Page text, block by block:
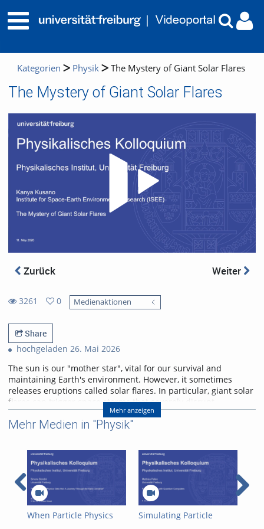
Kategorien Physik The Mystery of Giant Solar Flares
The Mystery of Giant Solar Flares
Zurück Weiter
3261
views
0
favorites
Medienaktionen
Share
hochgeladen 26. Mai 2026
The sun is our "mother star", vital for our survival and
maintaining Earth's environment. However, it sometimes
releases eruptions called solar flares. In particular, giant solar
flares can trigger space storms that severely disrupt
power, communication, and navigation systems, threatening
modern society. This lecture will explain the basic
forecasting to help protect us from space storms.
Referent/in:
Kanya Kusano
Mehr anzeigen
Mehr Medien in "Physik"
When Particle Physics
Simulating Particle